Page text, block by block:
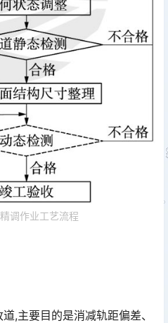
调作业工艺流程
,主要目的是消减轨距偏差、